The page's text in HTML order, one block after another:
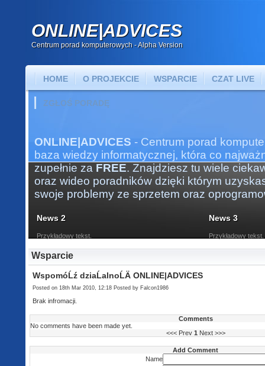
ONLINE|ADVICES
Centrum porad komputerowych - Alpha Version
HOME O PROJEKCIE WSPARCIE CZAT LIVE
ZGŁOŚ PORADĘ
ONLINE|ADVICES - Centrum porad
baza wiedzy informatycznej, która co
zupełnie za FREE. Znajdziesz tu wiele
oraz wideo poradników dzięki którym
swoje problemy ze sprzetem oraz
News 2
Przykładowy tekst.
News 3
Przykładowy tekst.
Wsparcie
WspomóĹź dziaĹalnoĹÄ ONLINE|ADVICES
Posted on 18th Mar 2010, 12:18 Posted by Falcon1986
Brak infromacji.
Comments
No comments have been made yet.
<<< Prev 1 Next >>>
Add Comment
Name